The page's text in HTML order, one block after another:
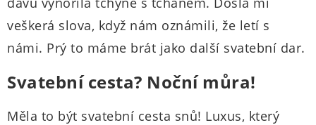
veškerá slova, když nám oznámili, že letí s
námi. Prý to máme brát jako další svatební dar.
Svatební cesta? Noční můra!
Měla to být svatební cesta snů! Luxus, který